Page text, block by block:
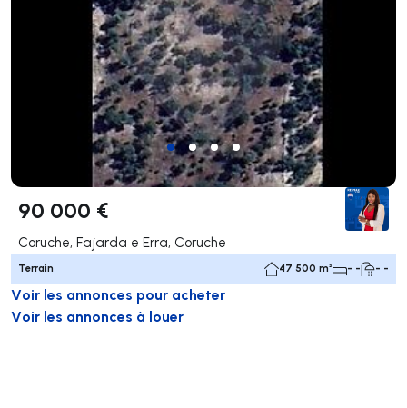
90 000 €
Coruche, Fajarda e Erra, Coruche
Terrain 47 500 m² - - - -
Voir les annonces pour acheter
Voir les annonces à louer